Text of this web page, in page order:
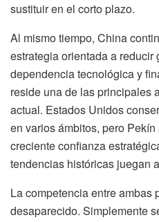
sustituir en el corto plazo.
Al mismo tiempo, China
estrategia orientada a reducir
dependencia tecnológica y
reside una de las principales
actual. Estados Unidos
en varios ámbitos, pero
creciente confianza
tendencias históricas juegan
La competencia entre ambas
desaparecido. Simplemente